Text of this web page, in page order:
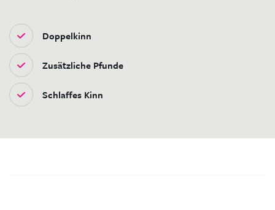
Doppelkinn
Zusätzliche Pfunde
Schlaffes Kinn